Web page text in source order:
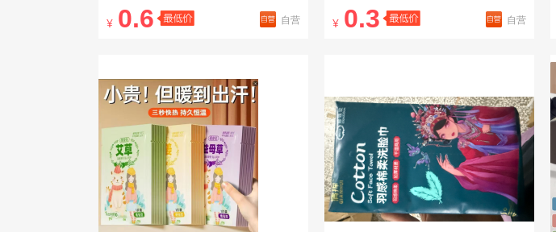
¥ 0.6 自营 ¥ 0.3 自营